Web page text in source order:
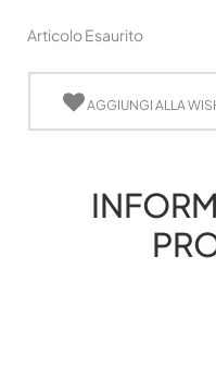
Articolo Esaurito
AGGIUNGI ALLA